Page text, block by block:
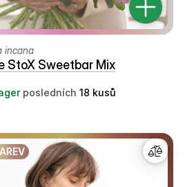
incana
StoX Sweetbar Mix
posledních 18 kusů